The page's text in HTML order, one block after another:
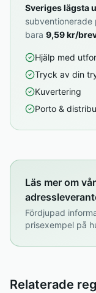
Sveriges lägsta
bara 9,59 kr/
Hjälp med
Tryck av din
Kuvertering
Porto &
Läs mer om
Fördjupad
prisexempel på
Relaterade